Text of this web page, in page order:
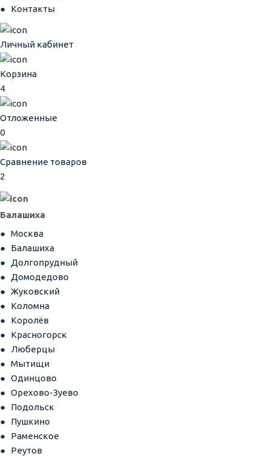
Контакты
Личный кабинет
Корзина
4
Отложенные
0
Сравнение товаров
2
Балашиха
Москва
Балашиха
Долгопрудный
Домодедово
Жуковский
Коломна
Королёв
Красногорск
Люберцы
Мытищи
Одинцово
Орехово-Зуево
Подольск
Пушкино
Раменское
Реутов